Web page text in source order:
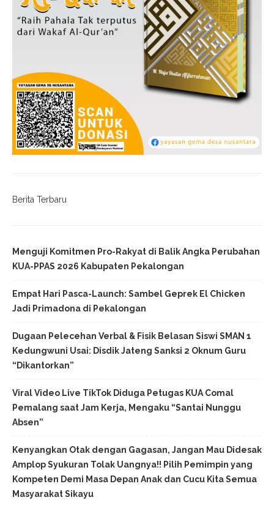
Berita Terbaru
Menguji Komitmen Pro-Rakyat di Balik Angka Perubahan
KUA-PPAS 2026 Kabupaten Pekalongan
Empat Hari Pasca-Launch: Sambel Geprek El Chicken
Jadi Primadona di Pekalongan
Dugaan Pelecehan Verbal & Fisik Belasan Siswi SMAN 1
Kedungwuni Usai: Disdik Jateng Sanksi 2 Oknum Guru
“Dikantorkan”
Viral Video Live TikTok Diduga Petugas KUA Comal
Pemalang saat Jam Kerja, Mengaku “Santai Nunggu
Absen”
Kenyangkan Otak dengan Gagasan, Jangan Mau Didesak
Amplop Syukuran Tolak Uangnya!! Pilih Pemimpin yang
Kompeten Demi Masa Depan Anak dan Cucu Kita Semua
Masyarakat Sikayu